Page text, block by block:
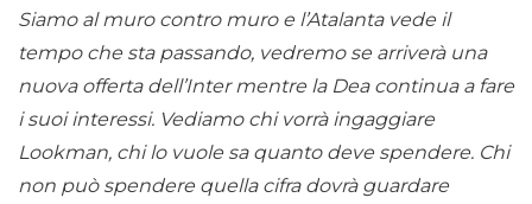
Siamo al muro contro muro e l’Atalanta vede il
tempo che sta passando, vedremo se arriverà una
nuova offerta dell’Inter mentre la Dea continua a fare
i suoi interessi. Vediamo chi vorrà ingaggiare
Lookman, chi lo vuole sa quanto deve spendere. Chi
non può spendere quella cifra dovrà guardare